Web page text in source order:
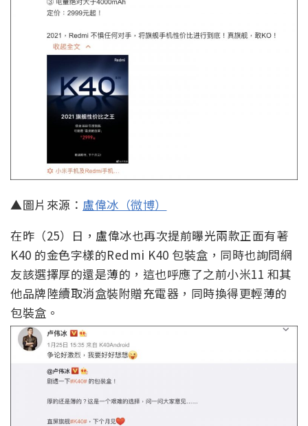
▲圖片來源： 盧偉冰（微博）
在昨（25）日，盧偉冰也再次提前曝光兩款正面有著
K40 的金色字樣的Redmi K40 包裝盒，同時也詢問網
友該選擇厚的還是薄的，這也呼應了之前小米11 和其
他品牌陸續取消盒裝附贈充電器，同時換得更輕薄的
包裝盒。